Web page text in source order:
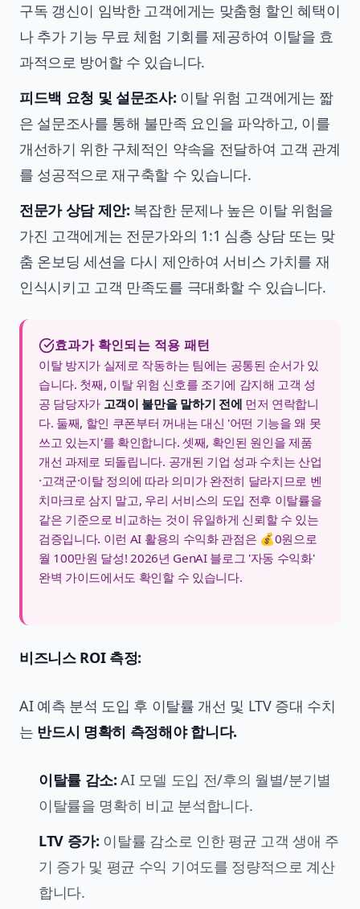
구독 갱신이 임박한 고객에게는 맞춤형 할인 혜택이
나 추가 기능 무료 체험 기회를 제공하여 이탈을 효
과적으로 방어할 수 있습니다.
피드백 요청 및 설문조사: 이탈 위험 고객에게는 짧
은 설문조사를 통해 불만족 요인을 파악하고, 이를
개선하기 위한 구체적인 약속을 전달하여 고객 관계
를 성공적으로 재구축할 수 있습니다.
전문가 상담 제안: 복잡한 문제나 높은 이탈 위험을
가진 고객에게는 전문가와의 1:1 심층 상담 또는 맞
춤 온보딩 세션을 다시 제안하여 서비스 가치를 재
인식시키고 고객 만족도를 극대화할 수 있습니다.
효과가 확인되는 적용 패턴
이탈 방지가 실제로 작동하는 팀에는 공통된 순서가 있
습니다. 첫째, 이탈 위험 신호를 조기에 감지해 고객 성
공 담당자가 고객이 불만을 말하기 전에 먼저 연락합니
다. 둘째, 할인 쿠폰부터 꺼내는 대신 '어떤 기능을 왜 못
쓰고 있는지'를 확인합니다. 셋째, 확인된 원인을 제품
개선 과제로 되돌립니다. 공개된 기업 성과 수치는 산업
·고객군·이탈 정의에 따라 의미가 완전히 달라지므로 벤
치마크로 삼지 말고, 우리 서비스의 도입 전후 이탈률을
같은 기준으로 비교하는 것이 유일하게 신뢰할 수 있는
검증입니다. 이런 AI 활용의 수익화 관점은 💰0원으로
월 100만원 달성! 2026년 GenAI 블로그 '자동 수익화'
완벽 가이드에서도 확인할 수 있습니다.
비즈니스 ROI 측정:
AI 예측 분석 도입 후 이탈률 개선 및 LTV 증대 수치
는 반드시 명확히 측정해야 합니다.
이탈률 감소: AI 모델 도입 전/후의 월별/분기별
이탈률을 명확히 비교 분석합니다.
LTV 증가: 이탈률 감소로 인한 평균 고객 생애 주
기 증가 및 평균 수익 기여도를 정량적으로 계산
합니다.